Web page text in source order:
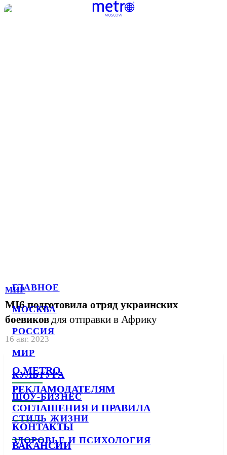
ГЛАВНОЕ
МОСКВА
РОССИЯ
МИР
КУЛЬТУРА
ШОУ-БИЗНЕС
СТИЛЬ ЖИЗНИ
ЗДОРОВЬЕ И ПСИХОЛОГИЯ
МИР
MI6 подготовила отряд украинских
боевиков для отправки в Африку
16 авг. 2023
О METRO
РЕКЛАМОДАТЕЛЯМ
СОГЛАШЕНИЯ И ПРАВИЛА
КОНТАКТЫ
ВАКАНСИИ